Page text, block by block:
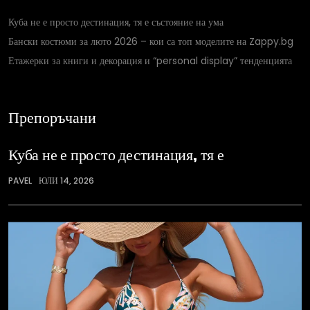
Куба не е просто дестинация, тя е състояние на ума
Бански костюми за люто 2026 – кои са топ моделите на Zappy.bg
Етажерки за книги и декорация и “personal display” тенденцията
Препоръчани
Куба не е просто дестинация, тя е
PAVEL ЮЛИ 14, 2026